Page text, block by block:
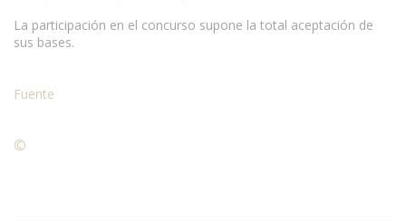
La participación en el concurso supone la total aceptación de
sus bases.
Fuente
©